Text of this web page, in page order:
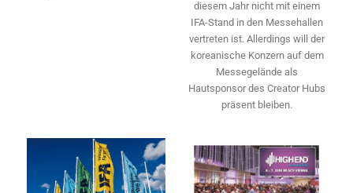
diesem Jahr nicht mit einem
IFA-Stand in den Messehallen
vertreten ist. Allerdings will ­der
koreanische Konzern auf dem
Messegelände als
Hautsponsor des Creator Hubs
präsent bleiben.